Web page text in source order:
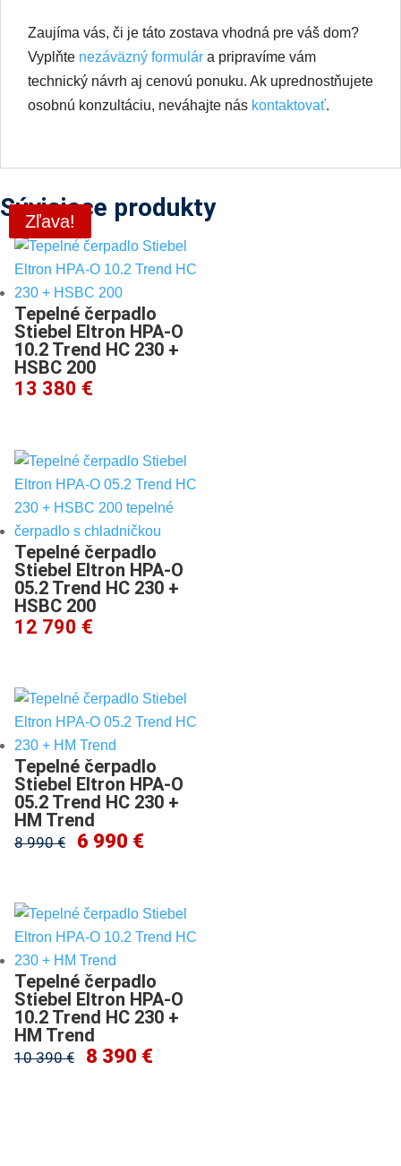
Zaujíma vás, či je táto zostava vhodná pre váš dom?
Vyplňte nezáväzný formulár a pripravíme vám
technický návrh aj cenovú ponuku. Ak uprednostňujete
osobnú konzultáciu, neváhajte nás kontaktovať.
Súvisiace produkty
Tepelné čerpadlo
Stiebel Eltron HPA-O
10.2 Trend HC 230 +
HSBC 200
13 380 €
Tepelné čerpadlo
Stiebel Eltron HPA-O
05.2 Trend HC 230 +
HSBC 200
12 790 €
Zľava!
Tepelné čerpadlo
Stiebel Eltron HPA-O
05.2 Trend HC 230 +
HM Trend
8 990 € 6 990 €
Zľava!
Tepelné čerpadlo
Stiebel Eltron HPA-O
10.2 Trend HC 230 +
HM Trend
10 390 € 8 390 €